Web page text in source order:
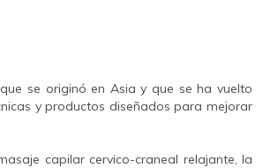
se originó en Asia y que se ha vuelto
y productos diseñados para mejorar
capilar cervico-craneal relajante, la